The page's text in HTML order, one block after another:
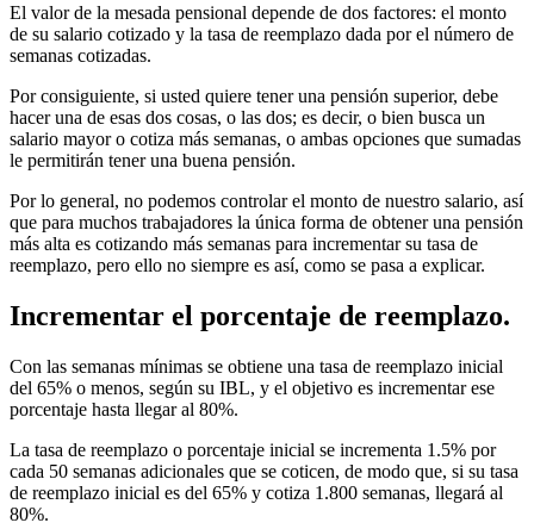
El valor de la mesada pensional depende de dos factores: el monto
de su salario cotizado y la tasa de reemplazo dada por el número de
semanas cotizadas.
Por consiguiente, si usted quiere tener una pensión superior, debe
hacer una de esas dos cosas, o las dos; es decir, o bien busca un
salario mayor o cotiza más semanas, o ambas opciones que sumadas
le permitirán tener una buena pensión.
Por lo general, no podemos controlar el monto de nuestro salario, así
que para muchos trabajadores la única forma de obtener una pensión
más alta es cotizando más semanas para incrementar su tasa de
reemplazo, pero ello no siempre es así, como se pasa a explicar.
Incrementar el porcentaje de reemplazo.
Con las semanas mínimas se obtiene una tasa de reemplazo inicial
del 65% o menos, según su IBL, y el objetivo es incrementar ese
porcentaje hasta llegar al 80%.
La tasa de reemplazo o porcentaje inicial se incrementa 1.5% por
cada 50 semanas adicionales que se coticen, de modo que, si su tasa
de reemplazo inicial es del 65% y cotiza 1.800 semanas, llegará al
80%.